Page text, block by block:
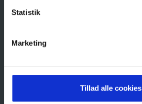
Statistik
Marketing
Tillad alle cookies
9900 Frederikshavn
kontakt@frhavn-gym.dk
CVR: 29553475
EAN: 5798000557321